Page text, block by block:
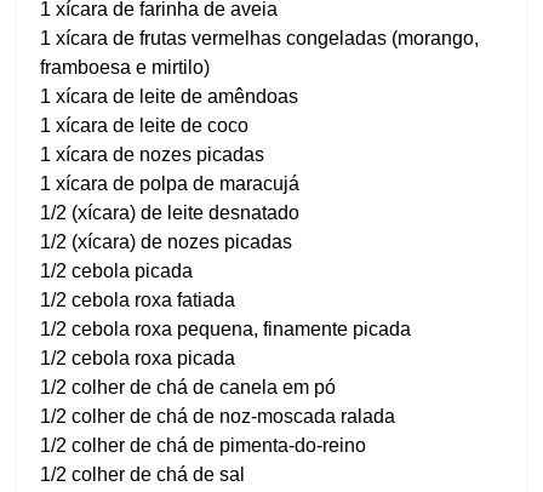
1 xícara de farinha de aveia
1 xícara de frutas vermelhas congeladas (morango,
framboesa e mirtilo)
1 xícara de leite de amêndoas
1 xícara de leite de coco
1 xícara de nozes picadas
1 xícara de polpa de maracujá
1/2 (xícara) de leite desnatado
1/2 (xícara) de nozes picadas
1/2 cebola picada
1/2 cebola roxa fatiada
1/2 cebola roxa pequena, finamente picada
1/2 cebola roxa picada
1/2 colher de chá de canela em pó
1/2 colher de chá de noz-moscada ralada
1/2 colher de chá de pimenta-do-reino
1/2 colher de chá de sal